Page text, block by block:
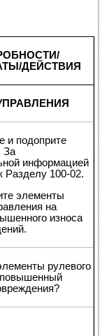
ДЕЙСТВИЯ
и подоприте
За
информацией
Разделу 100-02.
элементы
на
износа
рулевого